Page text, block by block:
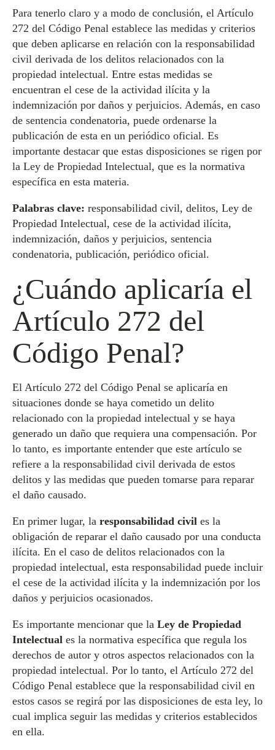
Para tenerlo claro y a modo de conclusión, el Artículo
272 del Código Penal establece las medidas y criterios
que deben aplicarse en relación con la responsabilidad
civil derivada de los delitos relacionados con la
propiedad intelectual. Entre estas medidas se
encuentran el cese de la actividad ilícita y la
indemnización por daños y perjuicios. Además, en caso
de sentencia condenatoria, puede ordenarse la
publicación de esta en un periódico oficial. Es
importante destacar que estas disposiciones se rigen por
la Ley de Propiedad Intelectual, que es la normativa
específica en esta materia.
Palabras clave: responsabilidad civil, delitos, Ley de
Propiedad Intelectual, cese de la actividad ilícita,
indemnización, daños y perjuicios, sentencia
condenatoria, publicación, periódico oficial.
¿Cuándo aplicaría el
Artículo 272 del
Código Penal?
El Artículo 272 del Código Penal se aplicaría en
situaciones donde se haya cometido un delito
relacionado con la propiedad intelectual y se haya
generado un daño que requiera una compensación. Por
lo tanto, es importante entender que este artículo se
refiere a la responsabilidad civil derivada de estos
delitos y las medidas que pueden tomarse para reparar
el daño causado.
En primer lugar, la responsabilidad civil es la
obligación de reparar el daño causado por una conducta
ilícita. En el caso de delitos relacionados con la
propiedad intelectual, esta responsabilidad puede incluir
el cese de la actividad ilícita y la indemnización por los
daños y perjuicios ocasionados.
Es importante mencionar que la Ley de Propiedad
Intelectual es la normativa específica que regula los
derechos de autor y otros aspectos relacionados con la
propiedad intelectual. Por lo tanto, el Artículo 272 del
Código Penal establece que la responsabilidad civil en
estos casos se regirá por las disposiciones de esta ley, lo
cual implica seguir las medidas y criterios establecidos
en ella.